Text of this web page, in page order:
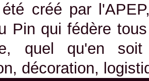
créé par
Pin qui fédère
quel qu'en soit
décoration,